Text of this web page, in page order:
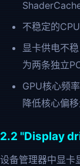
不稳定的
显卡供电不
为两条独立
GPU核心频
降低核心偏
2.2 "Display
设备管理器中显卡